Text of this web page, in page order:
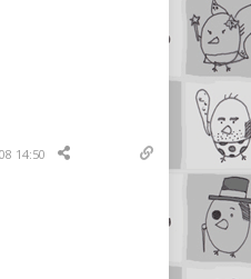
14:50